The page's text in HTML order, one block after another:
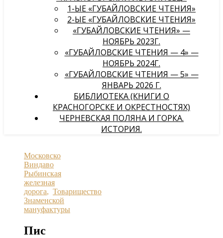
1-ЫЕ «ГУБАЙЛОВСКИЕ ЧТЕНИЯ»
2-ЫЕ «ГУБАЙЛОВСКИЕ ЧТЕНИЯ»
«ГУБАЙЛОВСКИЕ ЧТЕНИЯ» —
НОЯБРЬ 2023Г.
«ГУБАЙЛОВСКИЕ ЧТЕНИЯ — 4» —
НОЯБРЬ 2024Г.
«ГУБАЙЛОВСКИЕ ЧТЕНИЯ — 5» —
ЯНВАРЬ 2026 Г.
БИБЛИОТЕКА (КНИГИ О
КРАСНОГОРСКЕ И ОКРЕСТНОСТЯХ)
ЧЕРНЕВСКАЯ ПОЛЯНА И ГОРКА.
ИСТОРИЯ.
Московско
Виндаво
Рыбинская
железная
дорога, Товарищество
Знаменской
мануфактуры
Пис